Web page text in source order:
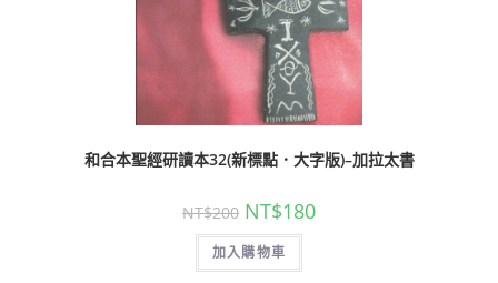
和合本聖經研讀本32(新標點．大字版)–加拉太書
NT$200 NT$180
加入購物車